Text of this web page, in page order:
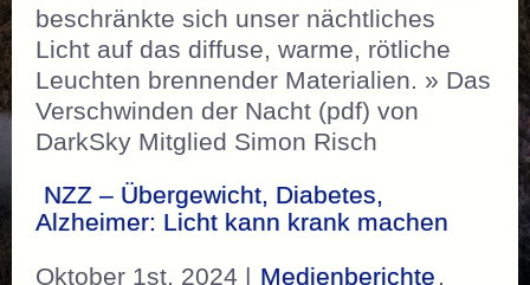
beschränkte sich unser nächtliches
Licht auf das diffuse, warme, rötliche
Leuchten brennender Materialien. » Das
Verschwinden der Nacht (pdf) von
DarkSky Mitglied Simon Risch
NZZ – Übergewicht, Diabetes,
Alzheimer: Licht kann krank machen
Oktober 1st, 2024 | Medienberichte ,